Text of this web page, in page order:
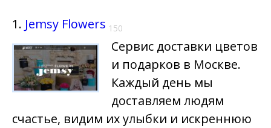
1. Jemsy Flowers 150
Сервис доставки цветов
и подарков в Москве.
Каждый день мы
доставляем людям
счастье, видим их улыбки и искреннюю